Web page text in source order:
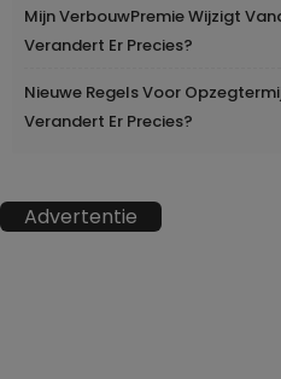
Mijn VerbouwPremie Wijzigt
Verandert Er Precies?
Nieuwe Regels Voor
Verandert Er Precies?
Advertentie